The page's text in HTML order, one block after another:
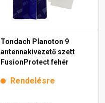
Tondach Planoton 9
antennakivezető szett
FusionProtect fehér
Rendelésre